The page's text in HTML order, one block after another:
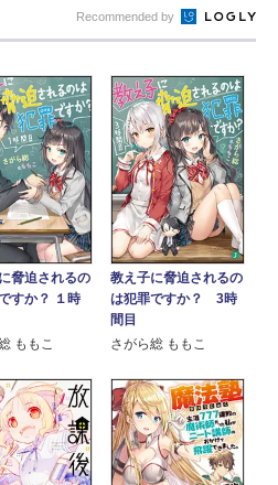
Recommended by
脅迫されるの
すか？ １時
ももこ
教え子に脅迫されるの
は犯罪ですか？ 3時
間目
さがら総 ももこ